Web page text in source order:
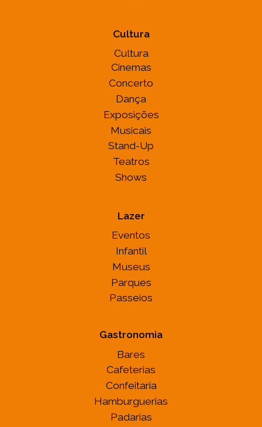
Cultura
Cultura
Cinemas
Concerto
Dança
Exposições
Musicais
Stand-Up
Teatros
Shows
Lazer
Eventos
Infantil
Museus
Parques
Passeios
Gastronomia
Bares
Cafeterias
Confeitaria
Hamburguerias
Padarias